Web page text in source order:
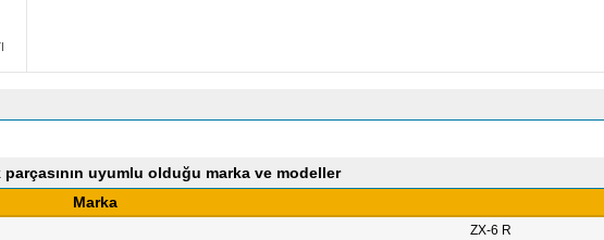
parçasının uyumlu olduğu marka ve modeller
Marka
ZX-6 R